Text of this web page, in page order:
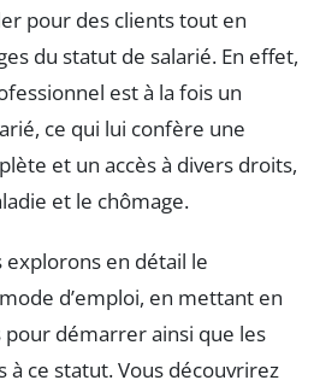
pour des clients tout en
du statut de salarié. En effet,
est à la fois un
ce qui lui confère une
et un accès à divers droits,
et le chômage.
explorons en détail le
d’emploi, en mettant en
démarrer ainsi que les
à ce statut. Vous découvrirez